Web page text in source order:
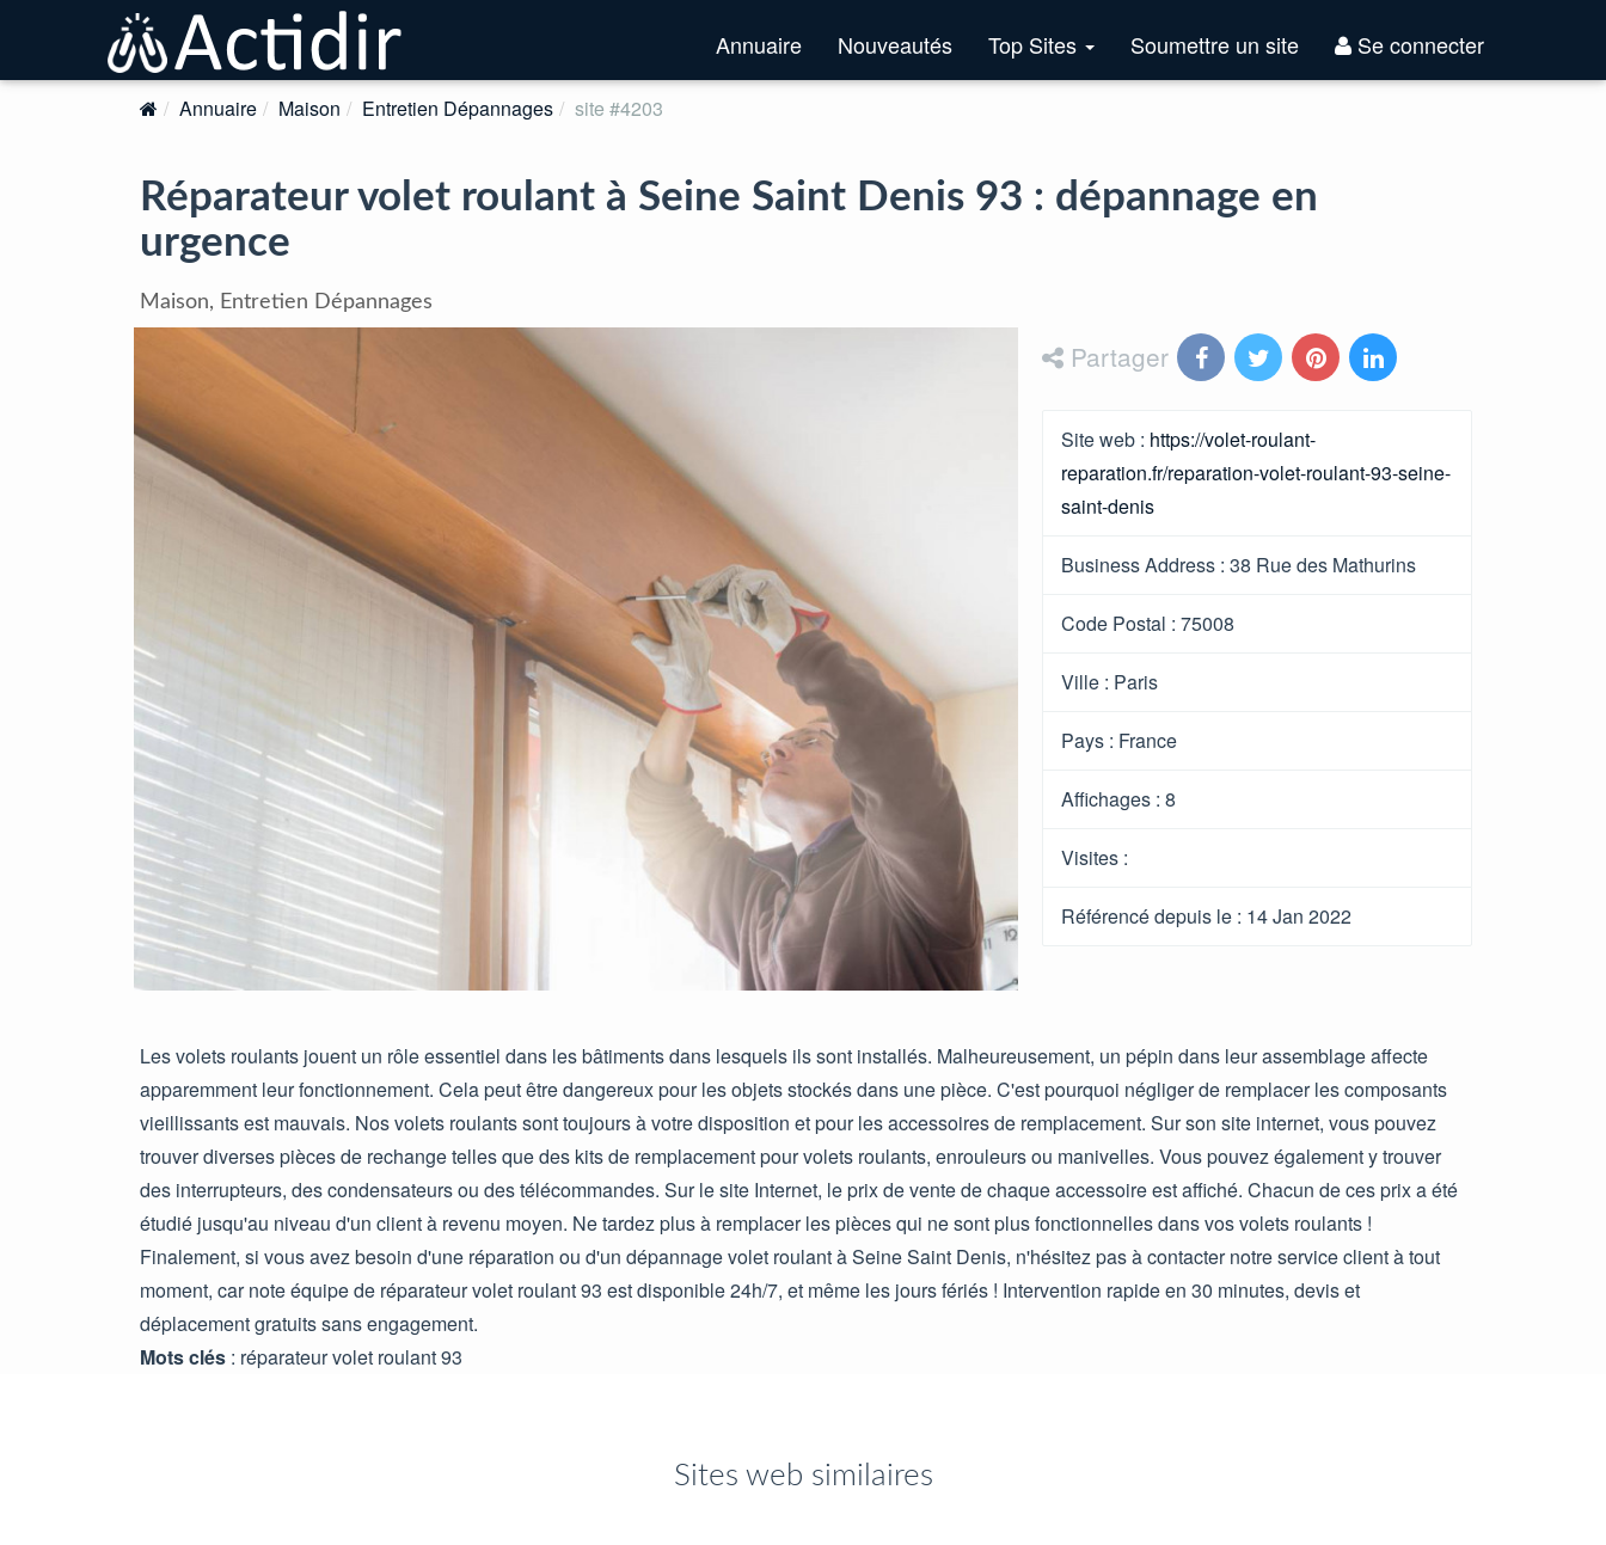
Se connecter
Annuaire Nouveautés Top Sites Top
Soumettre un site
Annuaire Maison Entretien Dépannages site #4203
Réparateur volet roulant à Seine Saint Denis 93 : dépannage en
urgence
Maison, Entretien Dépannages
Partager
Site web : https://volet-roulant-
reparation.fr/reparation-volet-roulant-93-seine-
saint-denis
Business Address : 38 Rue des Mathurins
Code Postal : 75008
Ville : Paris
Pays : France
Affichages : 8
Visites :
Référencé depuis le : 14 Jan 2022
Les volets roulants jouent un rôle essentiel dans les bâtiments dans lesquels ils sont installés. Malheureusement, un pépin dans leur assemblage affecte
apparemment leur fonctionnement. Cela peut être dangereux pour les objets stockés dans une pièce. C'est pourquoi négliger de remplacer les composants
vieillissants est mauvais. Nos volets roulants sont toujours à votre disposition et pour les accessoires de remplacement. Sur son site internet, vous pouvez
trouver diverses pièces de rechange telles que des kits de remplacement pour volets roulants, enrouleurs ou manivelles. Vous pouvez également y trouver
des interrupteurs, des condensateurs ou des télécommandes. Sur le site Internet, le prix de vente de chaque accessoire est affiché. Chacun de ces prix a été
étudié jusqu'au niveau d'un client à revenu moyen. Ne tardez plus à remplacer les pièces qui ne sont plus fonctionnelles dans vos volets roulants !
Finalement, si vous avez besoin d'une réparation ou d'un dépannage volet roulant à Seine Saint Denis, n'hésitez pas à contacter notre service client à tout
moment, car note équipe de réparateur volet roulant 93 est disponible 24h/7, et même les jours fériés ! Intervention rapide en 30 minutes, devis et
déplacement gratuits sans engagement.
Mots clés : réparateur volet roulant 93
Sites web similaires